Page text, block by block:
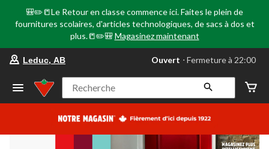
🎒✏️📒Le Retour en classe commence ici. Faites le plein de
fournitures scolaires, d'articles technologiques, de sacs à dos et
plus.📒✏️🎒 Magasinez maintenant
votre
préféré
Leduc,
AB,
courament
Fermeture
Leduc, AB Ouvert ⋅ Fermeture à 22:00
Recherche